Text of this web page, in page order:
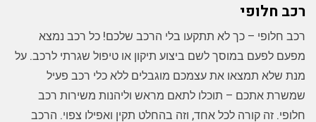
רכב חלופי
רכב חלופי – כך לא תתקעו בלי הרכב שלכם! כל רכב נמצא
מפעם לפעם במוסך לשם ביצוע תיקון או טיפול שגרתי לרכב. על
מנת שלא תמצאו את עצמכם מוגבלים ללא כלי רכב פעיל
שמשרת אתכם – תוכלו לתאם מראש וליהנות משירות רכב
חלופי. זה קורה לכל אחד, וזה בהחלט תקין ואפילו צפוי. הרכב